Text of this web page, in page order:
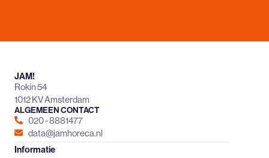
JAM!
Rokin 54
1012 KV Amsterdam
ALGEMEEN CONTACT
020 - 8881477
data@jamhoreca.nl
Informatie